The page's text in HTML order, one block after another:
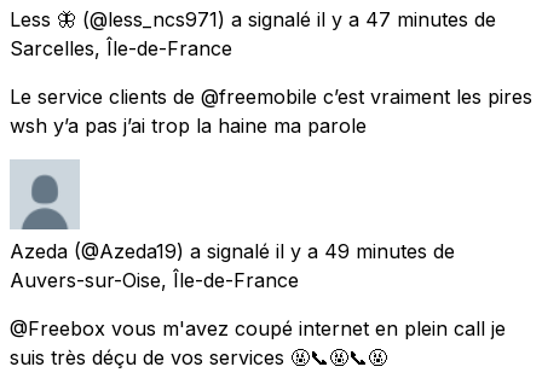
Less 🦋 (@less_ncs971) a signalé il y a 47 minutes de
Sarcelles, Île-de-France
Le service clients de @freemobile c’est vraiment les pires
wsh y’a pas j’ai trop la haine ma parole
Azeda (@Azeda19) a signalé il y a 49 minutes de
Auvers-sur-Oise, Île-de-France
@Freebox vous m'avez coupé internet en plein call je
suis très déçu de vos services 🤬📞🤬📞🤬